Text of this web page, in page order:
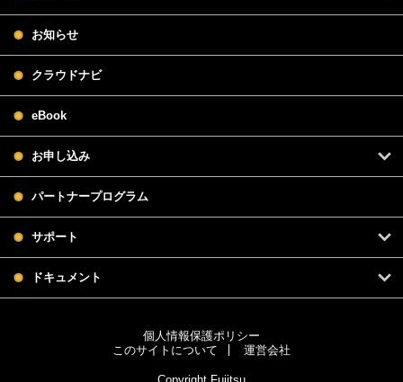
お知らせ
クラウドナビ
eBook
お申し込み
パートナープログラム
サポート
ドキュメント
個人情報保護ポリシー
このサイトについて
運営会社